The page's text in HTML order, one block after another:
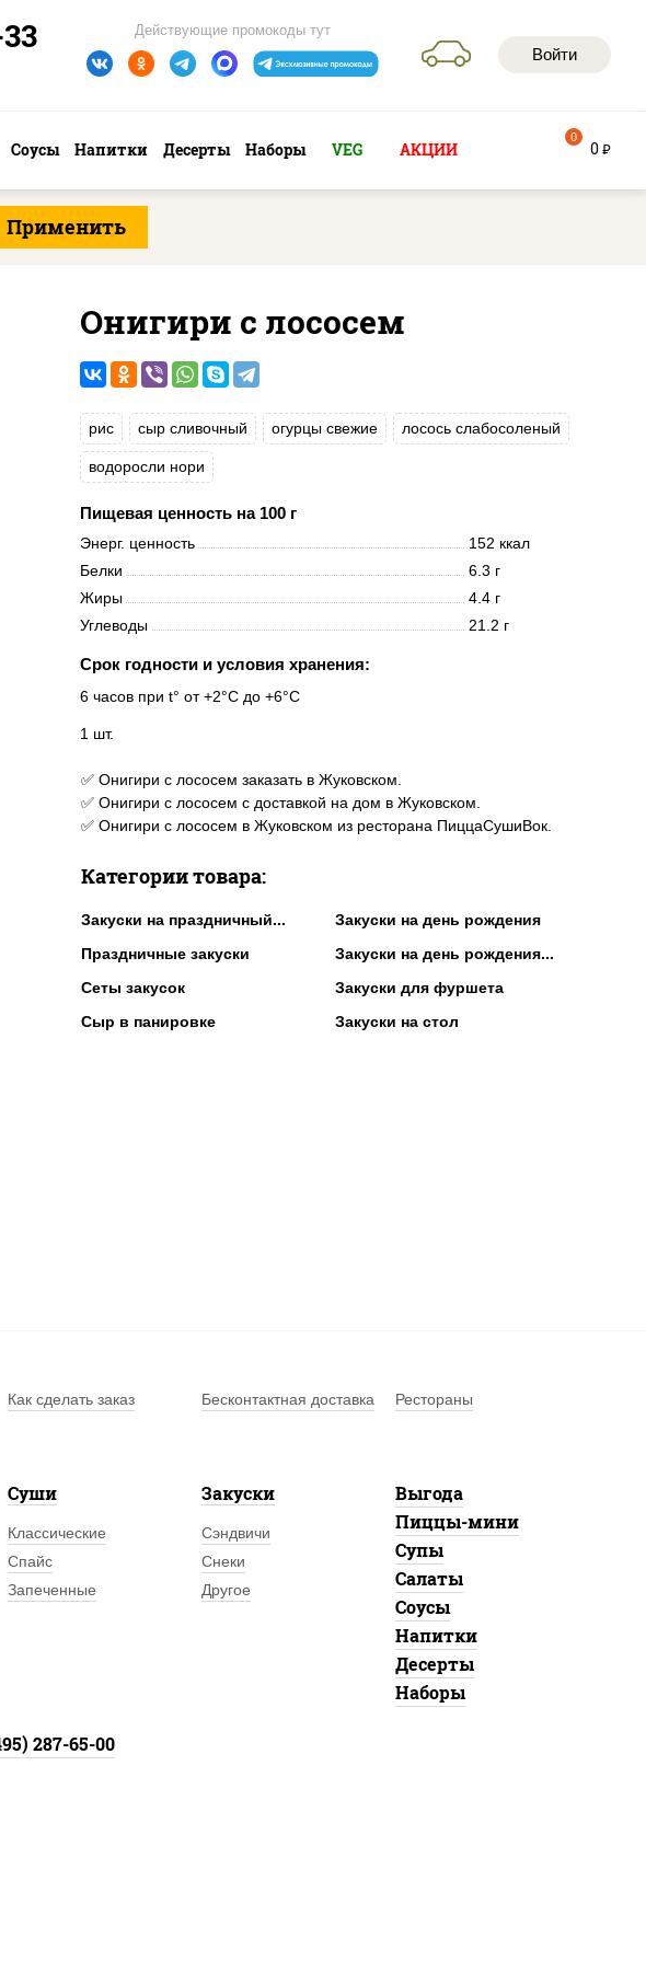
Войти
Действующие промокоды тут
Соусы Напитки Десерты Наборы VEG АКЦИИ 0 руб
0
Онигири с лососем
рис сыр сливочный огурцы свежие лосось слабосоленый
водоросли нори
Пищевая ценность на 100 г
Энерг. ценность
152 ккал
Белки
6.3 г
Жиры
4.4 г
Углеводы
21.2 г
Срок годности и условия хранения:
6 часов при t° от +2°C до +6°C
1 шт.
✅ Онигири с лососем заказать в Жуковском.
✅ Онигири с лососем с доставкой на дом в Жуковском.
✅ Онигири с лососем в Жуковском из ресторана ПиццаСушиВок.
Категории товара:
Закуски на праздничный...
Закуски на день рождения
Праздничные закуски
Закуски на день рождения...
Сеты закусок
Закуски для фуршета
Сыр в панировке
Закуски на стол
Как сделать заказ Бесконтактная доставка
Рестораны
Суши
Классические
Спайс
Запеченные
Закуски
Сэндвичи
Снеки
Другое
Выгода
Пиццы-мини
Супы
Салаты
Соусы
Напитки
Десерты
Наборы
287-65-00